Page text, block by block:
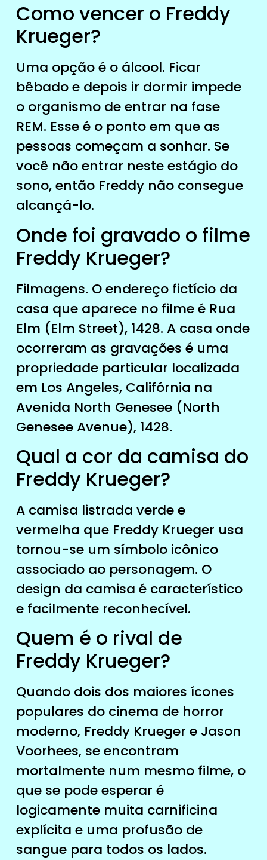
Como vencer o Freddy
Krueger?
Uma opção é o álcool. Ficar
bêbado e depois ir dormir impede
o organismo de entrar na fase
REM. Esse é o ponto em que as
pessoas começam a sonhar. Se
você não entrar neste estágio do
sono, então Freddy não consegue
alcançá-lo.
Onde foi gravado o filme
Freddy Krueger?
Filmagens. O endereço fictício da
casa que aparece no filme é Rua
Elm (Elm Street), 1428. A casa onde
ocorreram as gravações é uma
propriedade particular localizada
em Los Angeles, Califórnia na
Avenida North Genesee (North
Genesee Avenue), 1428.
Qual a cor da camisa do
Freddy Krueger?
A camisa listrada verde e
vermelha que Freddy Krueger usa
tornou-se um símbolo icônico
associado ao personagem. O
design da camisa é característico
e facilmente reconhecível.
Quem é o rival de
Freddy Krueger?
Quando dois dos maiores ícones
populares do cinema de horror
moderno, Freddy Krueger e Jason
Voorhees, se encontram
mortalmente num mesmo filme, o
que se pode esperar é
logicamente muita carnificina
explícita e uma profusão de
sangue para todos os lados.